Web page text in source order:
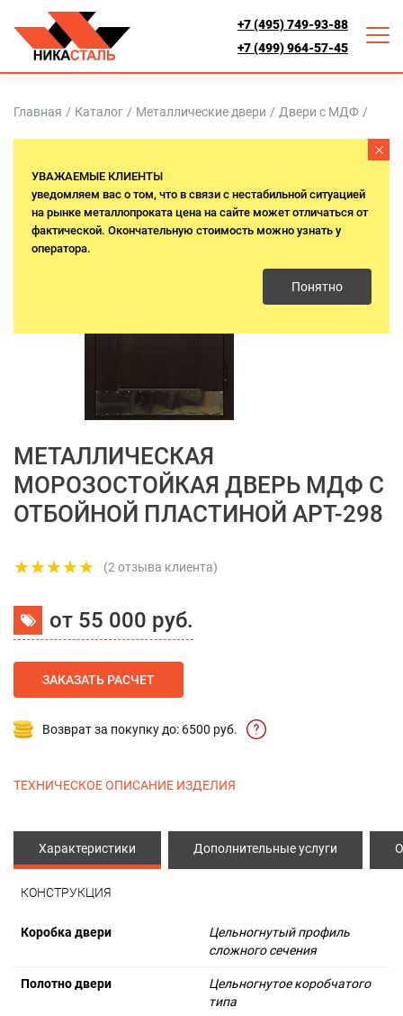
+7 (495) 749-93-88
+7 (499) 964-57-45
Главная / Каталог / Металлические двери / Двери с МДФ /
Термо
МЕТАЛЛИЧЕСКАЯ
МОРОЗОСТОЙКАЯ ДВЕРЬ МДФ С
ОТБОЙНОЙ ПЛАСТИНОЙ АРТ-298
(2 отзыва клиента)
от 55 000 руб.
ЗАКАЗАТЬ РАСЧЕТ
Возврат за покупку до: 6500 руб.
ТЕХНИЧЕСКОЕ ОПИСАНИЕ ИЗДЕЛИЯ
Характеристики Дополнительные услуги
КОНСТРУКЦИЯ
Коробка двери
Цельногнутый профиль
сложного сечения
Полотно двери
Цельногнутое коробчатого
типа
УВАЖАЕМЫЕ КЛИЕНТЫ
уведомляем вас о том, что в связи с нестабильной ситуацией
на рынке металлопроката цена на сайте может отличаться от
фактической. Окончательную стоимость можно узнать у
оператора.
Понятно